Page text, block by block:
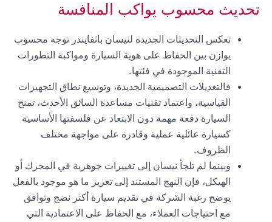
تحديث محسوب يواكب المنافسة
تعكس التحديثات الجديدة لنيسان باثفايندر توجه محسوب
يوازن بين الحفاظ على هوية السيارة ومواكبة التطورات
التقنية الموجودة في فئتها.
فالتعديلات التصميمية الجديدة، وتوسيع نطاق التجهيزات
القياسية، واعتماد تقنيات مساعدة السائق الأحدث، تمنح
السيارة دفعة مهمة دون الابتعاد عن فلسفتها الأساسية
كسيارة عائلية عملية وقادرة على مواجهة مختلف
الظروف.
وبينما لم تلجأ نيسان إلى تغييرات جوهرية في المحرك أو
الهيكل، فإن النهج المستند إلى تعزيز ما هو موجود بالفعل
يوضح رغبة الشركة في تقديم سيارة أكثر نضج وتوافق
مع احتياجات العملاء، مع الحفاظ على الاعتمادية التي